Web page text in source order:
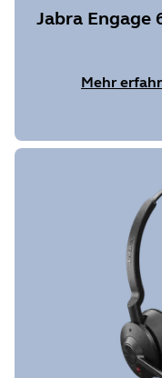
Jabra Engage
Mehr